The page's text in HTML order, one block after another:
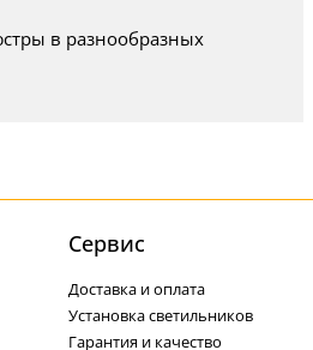
в разнообразных
Cервис
Доставка и оплата
Установка светильников
Гарантия и качество